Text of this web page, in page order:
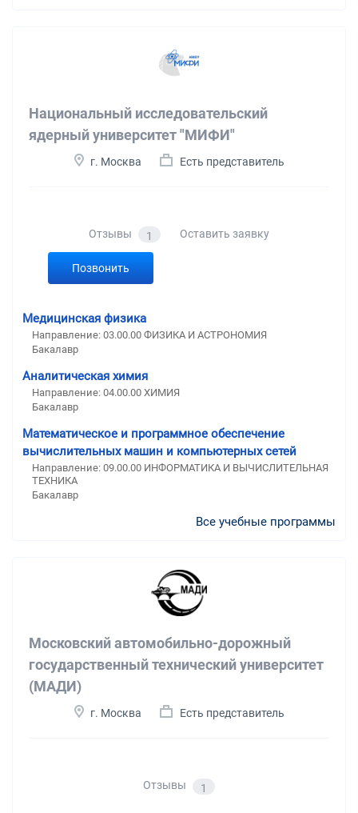
Национальный исследовательский
ядерный университет "МИФИ"
г. Москва Есть представитель
Отзывы 1 Оставить заявку
Позвонить
Медицинская физика
Направление: 03.00.00 ФИЗИКА И АСТРОНОМИЯ
Бакалавр
Аналитическая химия
Направление: 04.00.00 ХИМИЯ
Бакалавр
Математическое и программное обеспечение
вычислительных машин и компьютерных сетей
Направление: 09.00.00 ИНФОРМАТИКА И ВЫЧИСЛИТЕЛЬНАЯ
ТЕХНИКА
Бакалавр
Все учебные программы
Московский автомобильно-дорожный
государственный технический университет
(МАДИ)
г. Москва Есть представитель
Отзывы 1